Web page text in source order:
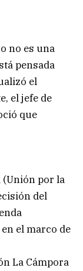
no es una
pensada
el
el jefe de
que
por la
del
el marco de
La Cámpora